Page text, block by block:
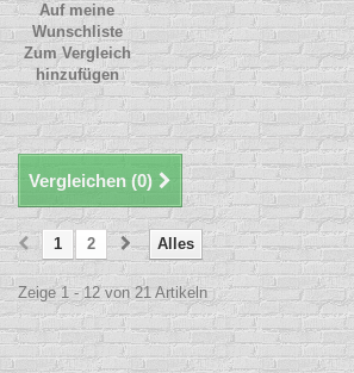
Auf meine
Wunschliste
Zum Vergleich
hinzufügen
Vergleichen (0)
Alles
1 2
Zeige 1 - 12 von 21 Artikeln